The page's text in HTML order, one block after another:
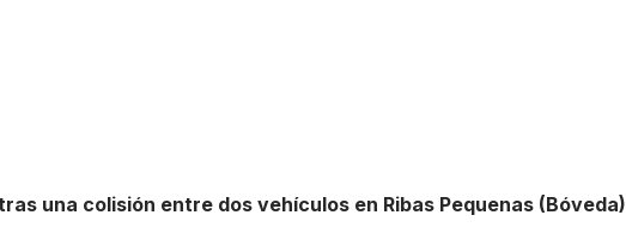
una colisión entre dos vehículos en Ribas Pequenas (Bóveda)